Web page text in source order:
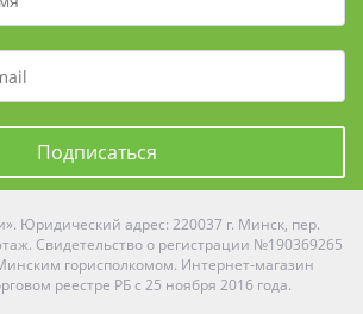
Подписаться
Юридический адрес: 220037 г. Минск, пер.
Свидетельство о регистрации №190369265
горисполкомом. Интернет-магазин
реестре РБ с 25 ноября 2016 года.